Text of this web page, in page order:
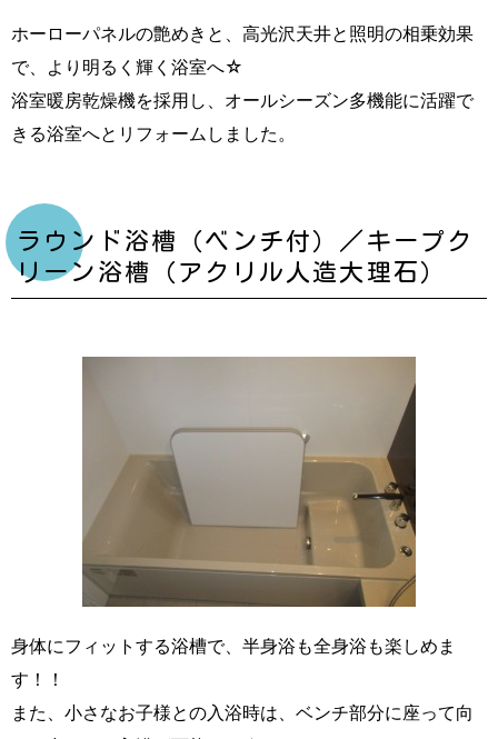
ホーローパネルの艶めきと、高光沢天井と照明の相乗効果
で、より明るく輝く浴室へ☆
浴室暖房乾燥機を採用し、オールシーズン多機能に活躍で
きる浴室へとリフォームしました。
ラウンド浴槽（ベンチ付）／キープク
リーン浴槽（アクリル人造大理石）
身体にフィットする浴槽で、半身浴も全身浴も楽しめま
す！！
また、小さなお子様との入浴時は、ベンチ部分に座って向